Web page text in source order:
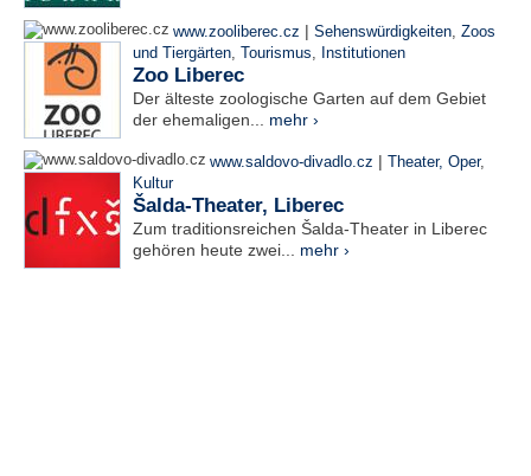
www.zooliberec.cz | Sehenswürdigkeiten, Zoos
und Tiergärten, Tourismus, Institutionen
Zoo Liberec
Der älteste zoologische Garten auf dem Gebiet
der ehemaligen... mehr ›
www.saldovo-divadlo.cz | Theater, Oper,
Kultur
Šalda-Theater, Liberec
Zum traditionsreichen Šalda-Theater in Liberec
gehören heute zwei... mehr ›